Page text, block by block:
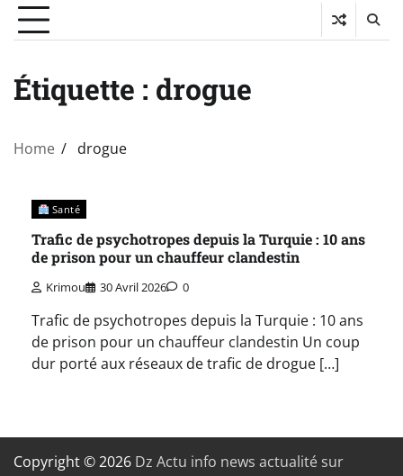
Étiquette : drogue
Home drogue
Santé
Trafic de psychotropes depuis la Turquie : 10 ans
de prison pour un chauffeur clandestin
Krimou 30 Avril 2026 0
Trafic de psychotropes depuis la Turquie : 10 ans
de prison pour un chauffeur clandestin Un coup
dur porté aux réseaux de trafic de drogue […]
Copyright © 2026 Dz Actu info news actualité sur